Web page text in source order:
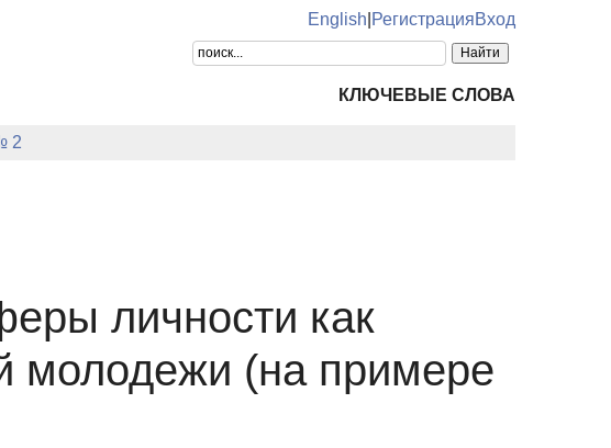
English РегистрацияВход
КЛЮЧЕВЫЕ СЛОВА
2
личности как
молодежи (на примере